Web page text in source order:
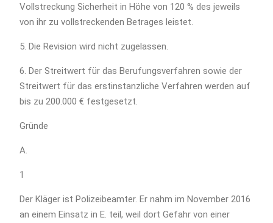
Vollstreckung Sicherheit in Höhe von 120 % des jeweils
von ihr zu vollstreckenden Betrages leistet.
5. Die Revision wird nicht zugelassen.
6. Der Streitwert für das Berufungsverfahren sowie der
Streitwert für das erstinstanzliche Verfahren werden auf
bis zu 200.000 € festgesetzt.
Gründe
A.
1
Der Kläger ist Polizeibeamter. Er nahm im November 2016
an einem Einsatz in E. teil, weil dort Gefahr von einer